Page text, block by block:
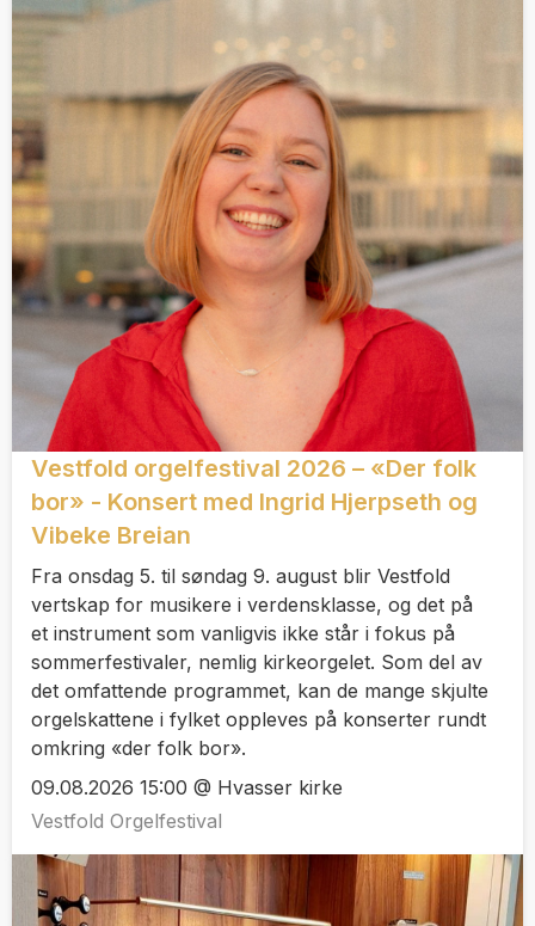
Vestfold orgelfestival 2026 – «Der folk
bor» - Konsert med Ingrid Hjerpseth og
Vibeke Breian
Fra onsdag 5. til søndag 9. august blir Vestfold
vertskap for musikere i verdensklasse, og det på
et instrument som vanligvis ikke står i fokus på
sommerfestivaler, nemlig kirkeorgelet. Som del av
det omfattende programmet, kan de mange skjulte
orgelskattene i fylket oppleves på konserter rundt
omkring «der folk bor».
09.08.2026 15:00 @ Hvasser kirke
Vestfold Orgelfestival